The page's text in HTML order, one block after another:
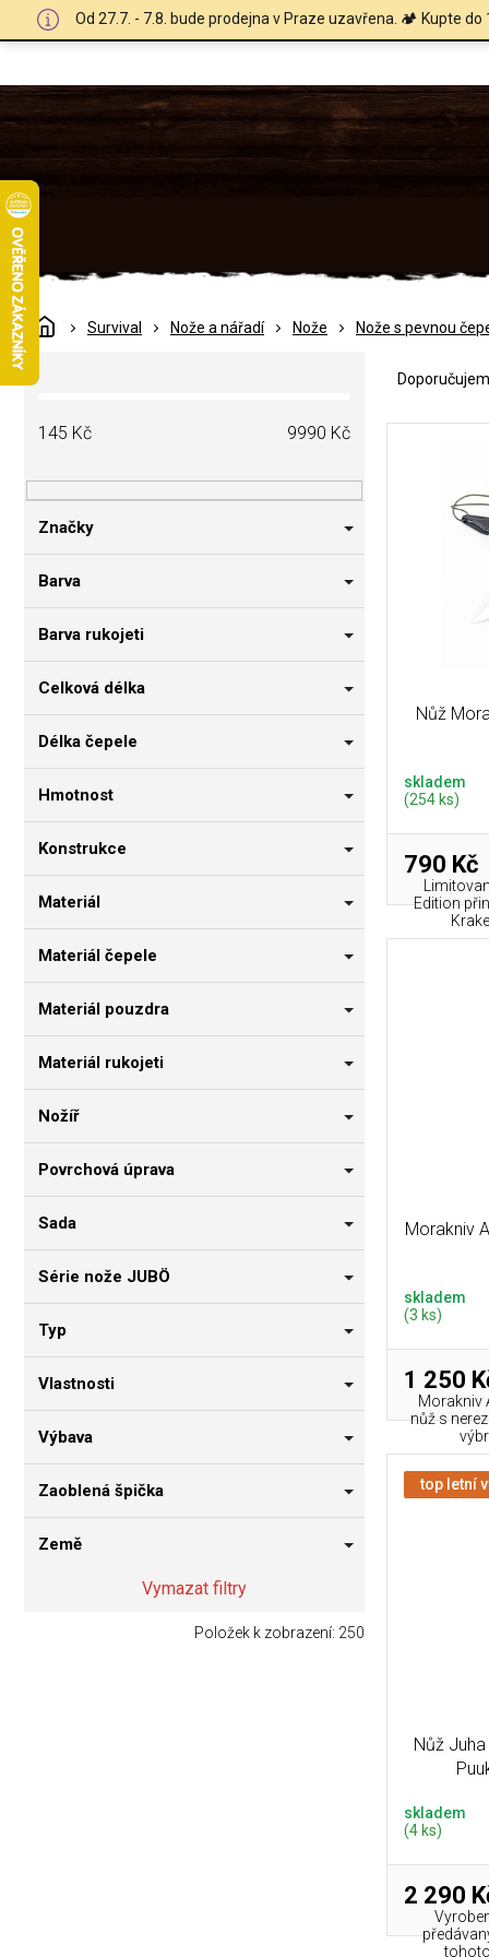
Od 27.7. - 7.8. bude prodejna v Praze uzavřena. 🏕️ Kupte
DomůSurvival Nože a nářadí Nože Nože s pevnou
P
o
a
n
í
a
145 Kč 9990 Kč
Značky
Barva
Barva rukojeti
Celková délka
Délka čepele
Hmotnost
Konstrukce
Materiál
Materiál čepele
Materiál pouzdra
Materiál rukojeti
Nožíř
Povrchová úprava
Sada
Série nože JUBÖ
Typ
Vlastnosti
Výbava
Zaoblená špička
Země
Vymazat filtry
Položek k zobrazení: 250
e
Nůž
skladem
(254 ks)
790 Kč
Edition
Morakniv
skladem
(3 ks)
1 250
Morakniv
nůž s
top letní
Nůž
skladem
(4 ks)
2 290